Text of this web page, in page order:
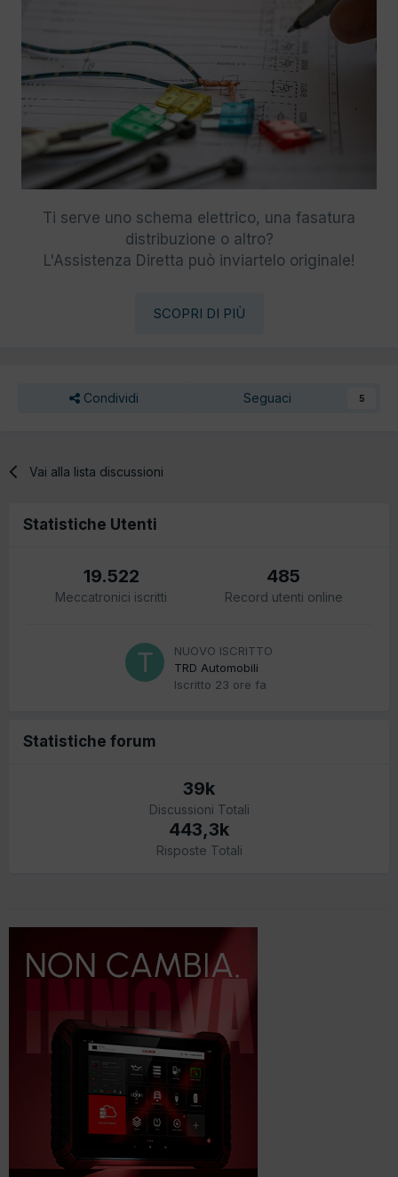
Ti serve uno schema elettrico, una fasatura
distribuzione o altro?
L'Assistenza Diretta può inviartelo originale!
SCOPRI DI PIÙ
Condividi Seguaci 5
Vai alla lista discussioni
Statistiche Utenti
19.522
Meccatronici iscritti
485
Record utenti online
NUOVO ISCRITTO
TRD Automobili
Iscritto 23 ore fa
Statistiche forum
39k
Discussioni Totali
443,3k
Risposte Totali